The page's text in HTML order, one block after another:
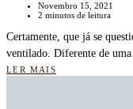
Novembro 15, 2021
2 minutos de leitura
Certamente, que já se
ventilado. Diferente de
LER MAIS